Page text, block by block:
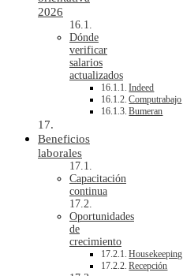
2026
Dónde
verificar
salarios
actualizados
Indeed
Computrabajo
Bumeran
Beneficios
laborales
Capacitación
continua
Oportunidades
de
crecimiento
Housekeeping
Recepción